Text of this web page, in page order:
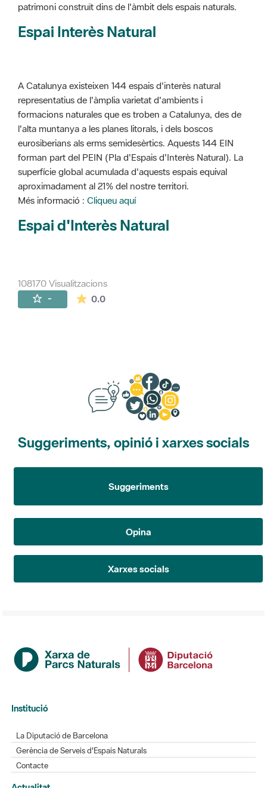
patrimoni construït dins de l'àmbit dels espais naturals.
Espai Interès Natural
A Catalunya existeixen 144 espais d'interès natural
representatius de l'àmplia varietat d'ambients i
formacions naturales que es troben a Catalunya, des de
l'alta muntanya a les planes litorals, i dels boscos
eurosiberians als erms semidesèrtics. Aquests 144 EIN
forman part del PEIN (Pla d'Espais d'Interès Natural). La
superfície global acumulada d'aquests espais equival
aproximadament al 21% del nostre territori.
Més informació : Cliqueu aquí
Espai d'Interès Natural
108170 Visualitzacions
- 0.0La mitjana de les valoracions és de 0
Suggeriments, opinió i xarxes socials
Suggeriments
Opina
Xarxes socials
Institució
La Diputació de Barcelona
Gerència de Serveis d'Espais Naturals
Contacte